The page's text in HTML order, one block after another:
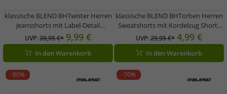
klassische BLEND BHTwister Herren
Jeansshorts mit Label-Detail
Denimshorts 20717730 in Blau,
Dunkelblau oder Hellblau
UVP:39,95 €* 9,99 €
In den Warenkorb
klassische BLEND BHTorben Herren
Sweatshorts mit Kordelzug Shorts
20713141 in Dunkelgrau,
Dunkelblau, Schwarz, Grau oder
Blau
UVP:29,95 €* 4,99 €
In den Warenkorb
-80% -70%